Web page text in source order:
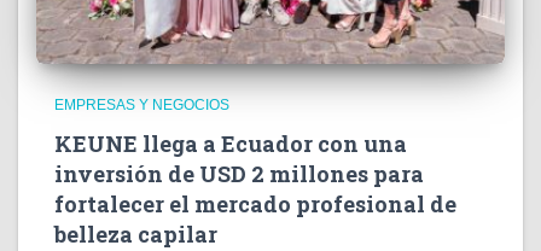
EMPRESAS Y NEGOCIOS
KEUNE llega a Ecuador con una
inversión de USD 2 millones para
fortalecer el mercado profesional de
belleza capilar